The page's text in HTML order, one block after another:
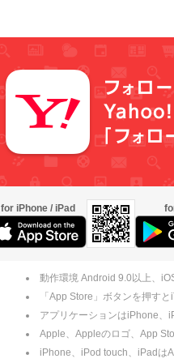
for iPhone / iPad
動作環境 Android 9.0以上、
「App Store」ボタンを押す
アプリケーションはiPhone、
Apple、Appleのロゴ、App
iPhone、iPod touch、iPadは